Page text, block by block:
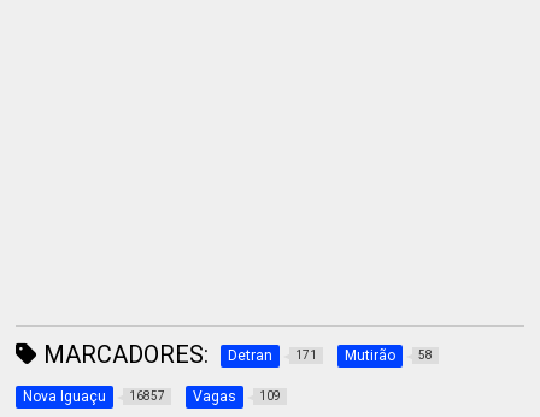
MARCADORES: Detran 171 Mutirão 58
Nova Iguaçu 16857 Vagas 109